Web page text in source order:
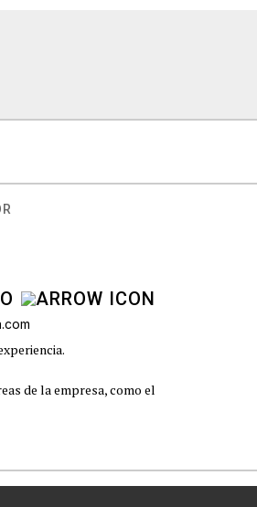
de la empresa, como el